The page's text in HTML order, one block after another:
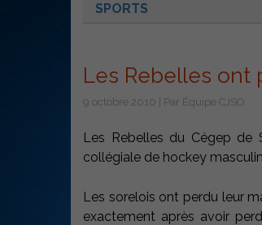
SPORTS
Les Rebelles ont
9 octobre 2010 | Par Équipe CJSO
Les Rebelles du Cégep de
collégiale de hockey
Les sorelois ont perdu leur
exactement après avoir